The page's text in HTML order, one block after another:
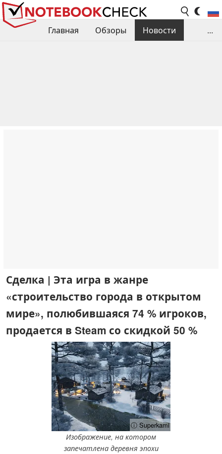
Главная Обзоры
Новости
...
Сделка | Эта игра в жанре
«строительство города в открытом
мире», полюбившаяся 74 % игроков,
продается в Steam со скидкой 50 %
ⓘ Superkami
Изображение, на котором
запечатлена деревня эпохи